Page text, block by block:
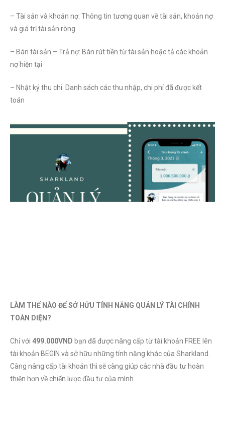
– Tài sản và khoản nợ: Thông tin tương quan về tài sản, khoản nợ
và giá trị tài sản ròng
– Bán tài sản – Trả nợ: Bán rút tiền từ tài sản hoặc tả các khoản
nợ hiện tại
– Nhật ký thu chi: Danh sách các thu nhập, chi phí đã được kết
toán
LÀM THẾ NÀO ĐỂ SỞ HỮU TÍNH NĂNG QUẢN LÝ TÀI CHÍNH
TOÀN DIỆN?
Chỉ với 499.000VND bạn đã được nâng cấp từ tài khoản FREE lên
tài khoản BEGIN và sở hữu những tính năng khác của Sharkland.
Càng nâng cấp tài khoản thì sẽ càng giúp các nhà đầu tư hoàn
thiện hơn về chiến lược đầu tư của mình.